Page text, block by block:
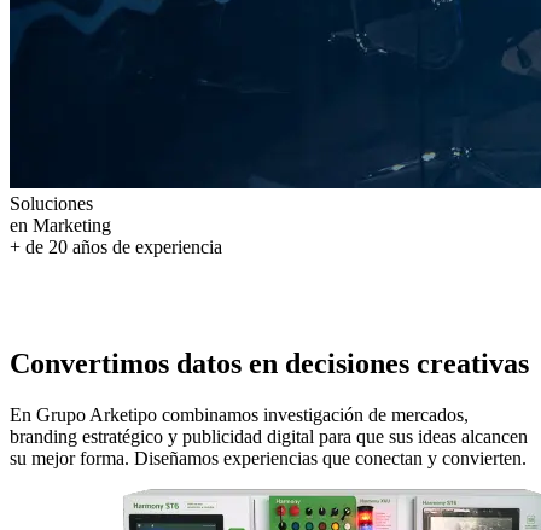
Soluciones
en Marketing
+ de 20 años de experiencia
Convertimos datos en decisiones creativas
En Grupo Arketipo combinamos investigación de mercados,
branding estratégico y publicidad digital para que sus ideas alcancen
su mejor forma. Diseñamos experiencias que conectan y convierten.